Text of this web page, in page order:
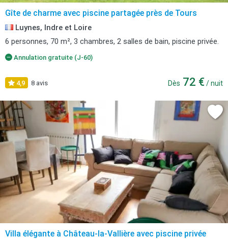
Gîte de charme avec piscine partagée près de Tours
Luynes, Indre et Loire
6 personnes, 70 m², 3 chambres, 2 salles de bain, piscine privée.
Annulation gratuite (J-60)
4,9 8 avis Dès 72 € / nuit
Villa élégante à Château-la-Vallière avec piscine privée